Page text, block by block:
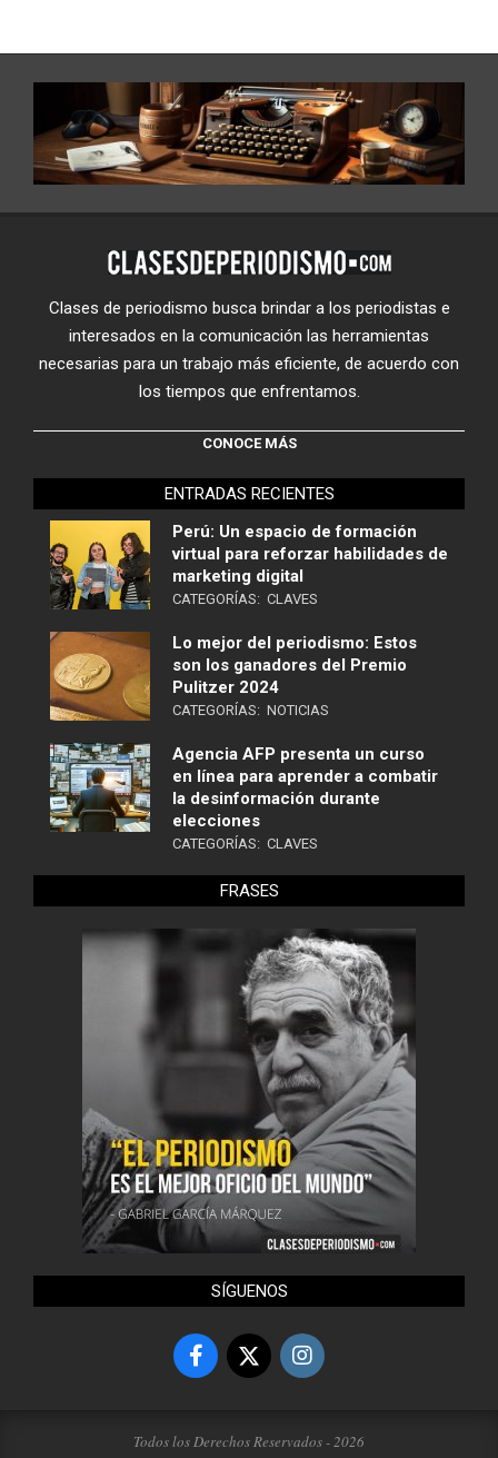
Clases de periodismo busca brindar a los periodistas e
interesados en la comunicación las herramientas
necesarias para un trabajo más eficiente, de acuerdo con
los tiempos que enfrentamos.
CONOCE MÁS
ENTRADAS RECIENTES
Perú: Un espacio de formación
virtual para reforzar habilidades de
marketing digital
CATEGORÍAS: CLAVES
Lo mejor del periodismo: Estos
son los ganadores del Premio
Pulitzer 2024
CATEGORÍAS: NOTICIAS
Agencia AFP presenta un curso
en línea para aprender a combatir
la desinformación durante
elecciones
CATEGORÍAS: CLAVES
FRASES
SÍGUENOS
Todos los Derechos Reservados - 2026